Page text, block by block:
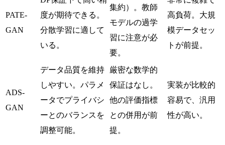
PATE-
GAN
度が期待できる。
分散学習に適して
いる。
集約）。教師
モデルの過学
習に注意が必
要。
高負荷。大規
模データセッ
トが前提。
ADS-
GAN
データ品質を維持
しやすい。パラメ
ータでプライバシ
ーとのバランスを
調整可能。
厳密な数学的
保証はなし。
他の評価指標
との併用が前
提。
実装が比較的
容易で、汎用
性が高い。